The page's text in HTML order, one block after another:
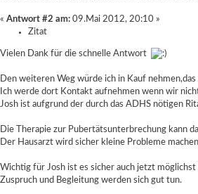
« Antwort #2 am: 09.Mai 2012, 20:10 »
Zitat
Vielen Dank für die schnelle Antwort
Den weiteren Weg würde ich in Kauf
Ich werde dort Kontakt aufnehmen wenn wir
Josh ist aufgrund der durch das ADHS nötigen
Die Therapie zur Pubertätsunterbrechung kann
Der Hausarzt wird sicher kleine Probleme
Wichtig für Josh ist es sicher auch jetzt
Zuspruch und Begleitung werden sich gut tun.